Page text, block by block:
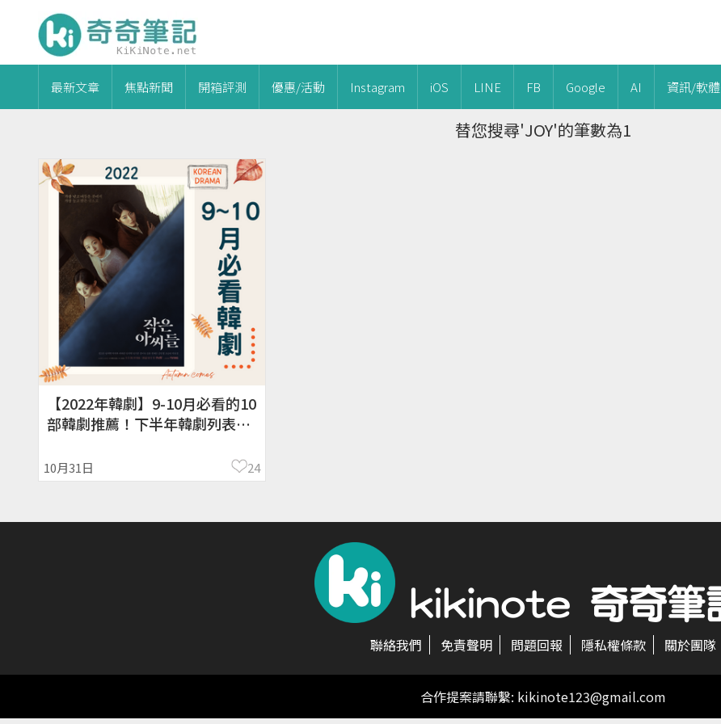
最新文章 焦點新聞 開箱評測 優惠/活動 Instagram iOS LINE FB Google AI 資訊/軟體
替您搜尋'JOY'的筆數為1
【2022年韓劇】9-10月必看的10
部韓劇推薦！下半年韓劇列表｜
一當百管家
10月31日 24
聯絡我們 免責聲明 問題回報 隱私權條款 關於團隊
合作提案請聯繫: kikinote123@gmail.com